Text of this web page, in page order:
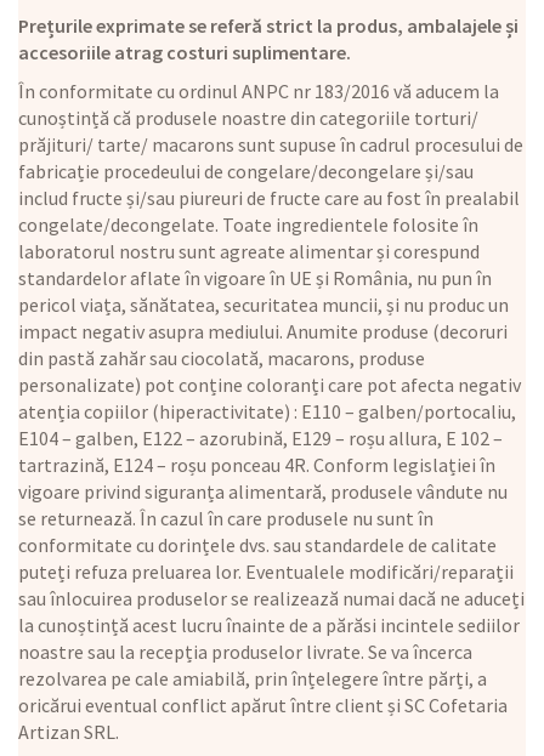
Prețurile exprimate se referă strict la produs, ambalajele și
accesoriile atrag costuri suplimentare.
În conformitate cu ordinul ANPC nr 183/2016 vă aducem la
cunoștință că produsele noastre din categoriile torturi/
prăjituri/ tarte/ macarons sunt supuse în cadrul procesului de
fabricație procedeului de congelare/decongelare și/sau
includ fructe și/sau piureuri de fructe care au fost în prealabil
congelate/decongelate. Toate ingredientele folosite în
laboratorul nostru sunt agreate alimentar și corespund
standardelor aflate în vigoare în UE și România, nu pun în
pericol viața, sănătatea, securitatea muncii, și nu produc un
impact negativ asupra mediului. Anumite produse (decoruri
din pastă zahăr sau ciocolată, macarons, produse
personalizate) pot conține coloranți care pot afecta negativ
atenția copiilor (hiperactivitate) : E110 – galben/portocaliu,
E104 – galben, E122 – azorubină, E129 – roșu allura, E 102 –
tartrazină, E124 – roșu ponceau 4R. Conform legislației în
vigoare privind siguranța alimentară, produsele vândute nu
se returnează. În cazul în care produsele nu sunt în
conformitate cu dorințele dvs. sau standardele de calitate
puteți refuza preluarea lor. Eventualele modificări/reparații
sau înlocuirea produselor se realizează numai dacă ne aduceți
la cunoștință acest lucru înainte de a părăsi incintele sediilor
noastre sau la recepția produselor livrate. Se va încerca
rezolvarea pe cale amiabilă, prin înțelegere între părți, a
oricărui eventual conflict apărut între client și SC Cofetaria
Artizan SRL.